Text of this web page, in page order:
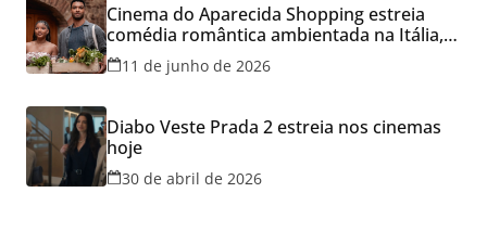
Cinema do Aparecida Shopping estreia
comédia romântica ambientada na Itália,
hoje e lança promoção para o Dia dos
Namorados
11 de junho de 2026
Diabo Veste Prada 2 estreia nos cinemas
hoje
30 de abril de 2026